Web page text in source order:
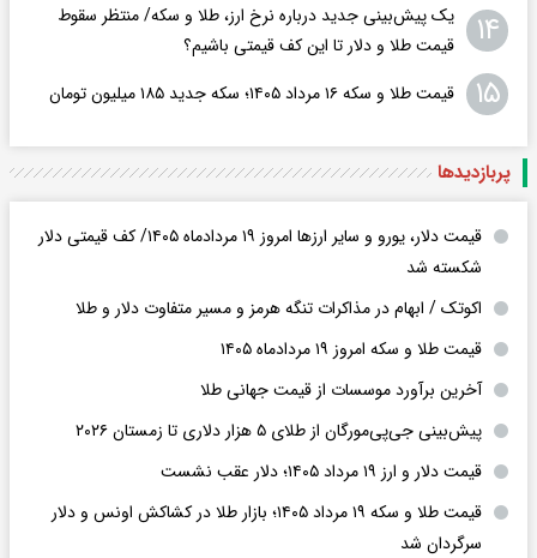
۱۴
یک پیش‌بینی جدید درباره نرخ ارز، طلا و سکه/ منتظر سقوط
قیمت طلا و دلار تا این کف قیمتی باشیم؟
۱۵ قیمت طلا و سکه ۱۶ مرداد ۱۴۰۵؛ سکه جدید ١٨۵ میلیون تومان
پربازدید‌ها
قیمت دلار، یورو و سایر ارزها امروز ۱۹ مردادماه ۱۴۰۵/ کف قیمتی دلار
شکسته شد
اکوتک / ابهام در مذاکرات تنگه هرمز و مسیر متفاوت دلار و طلا
قیمت طلا و سکه امروز ۱۹ مردادماه ۱۴۰۵
آخرین برآورد موسسات از قیمت جهانی طلا
پیش‌بینی جی‌پی‌مورگان از طلای ۵ هزار دلاری تا زمستان ۲۰۲۶
قیمت دلار و ارز ۱۹ مرداد ۱۴۰۵؛ دلار عقب نشست
قیمت طلا و سکه ۱۹ مرداد ۱۴۰۵؛ بازار طلا در کشاکش اونس و دلار
سرگردان شد